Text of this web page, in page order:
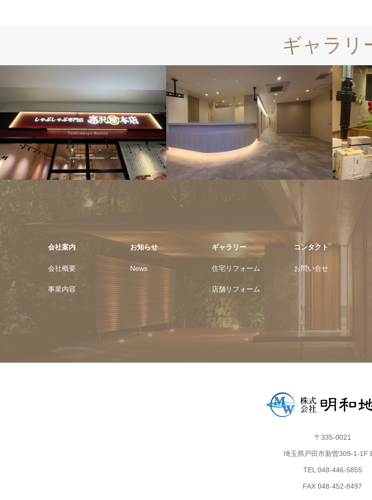
ギャラリ
店舗リフォーム 店舗リフォーム
会社案内
会社概要
事業内容
お知らせ
News
ギャラリー
住宅リフォーム
店舗リフォーム
コンタクト
お問い合せ
〒335-0021
埼玉県戸田市新曽309-1-1F
TEL 048-446-5855
FAX 048-452-8497